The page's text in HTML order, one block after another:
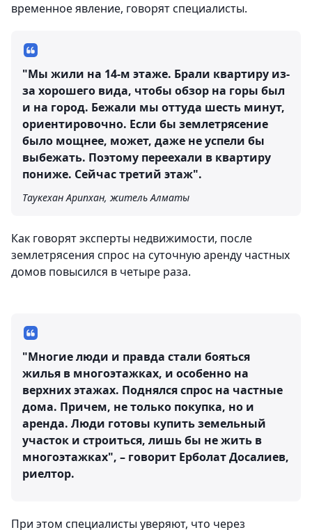
временное явление, говорят специалисты.
"Мы жили на 14-м этаже. Брали квартиру из-
за хорошего вида, чтобы обзор на горы был
и на город. Бежали мы оттуда шесть минут,
ориентировочно. Если бы землетрясение
было мощнее, может, даже не успели бы
выбежать. Поэтому переехали в квартиру
пониже. Сейчас третий этаж".
Таукехан Арипхан, житель Алматы
Как говорят эксперты недвижимости, после
землетрясения спрос на суточную аренду частных
домов повысился в четыре раза.
"Многие люди и правда стали бояться
жилья в многоэтажках, и особенно на
верхних этажах. Поднялся спрос на частные
дома. Причем, не только покупка, но и
аренда. Люди готовы купить земельный
участок и строиться, лишь бы не жить в
многоэтажках", – говорит Ерболат Досалиев,
риелтор.
При этом специалисты уверяют, что через